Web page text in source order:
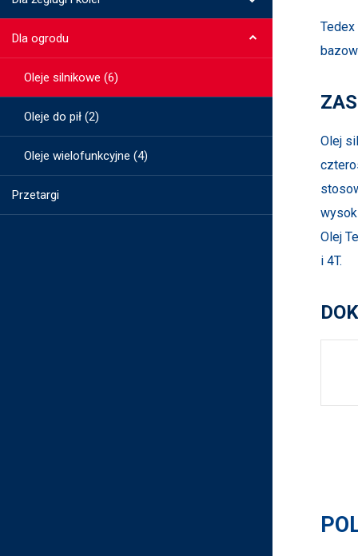
Dla ogrodu
Oleje silnikowe (6)
Oleje do pił (2)
Oleje wielofunkcyjne (4)
Przetargi
Olej
Olej
i 4T.